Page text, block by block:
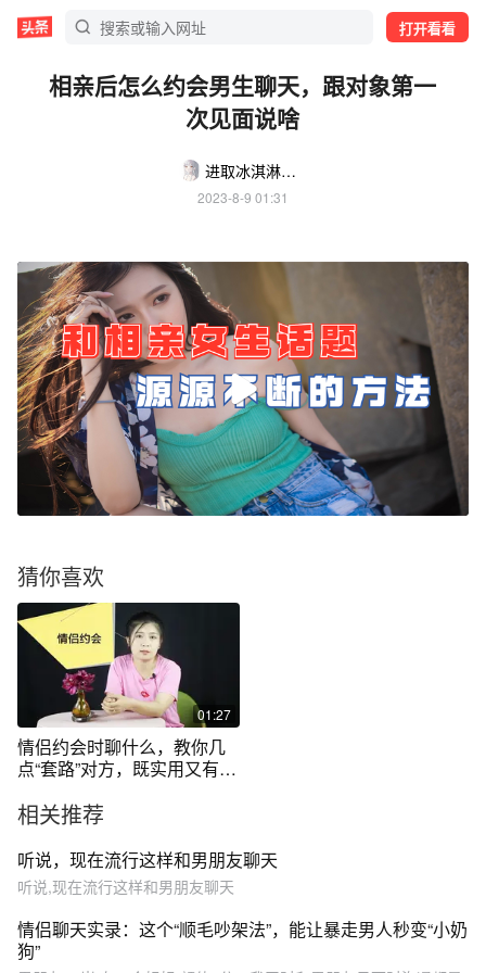
打开看看
相亲后怎么约会男生聊天，跟对象第一
次见面说啥
进取冰淇淋哦g
2023-8-9 01:31
猜你喜欢
01:27
情侣约会时聊什么，教你几
点“套路”对方，既实用又有
相关推荐
听说，现在流行这样和男朋友聊天
听说,现在流行这样和男朋友聊天
情侣聊天实录：这个“顺毛吵架法”，能让暴走男人秒变“小奶
狗”